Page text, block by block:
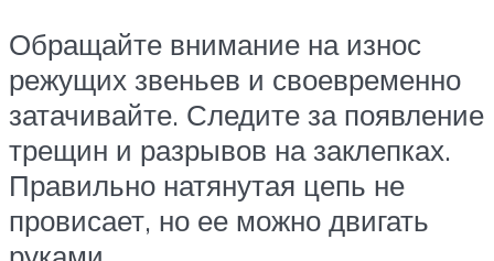
Обращайте внимание на износ
режущих звеньев и своевременно
затачивайте. Следите за появление
трещин и разрывов на заклепках.
Правильно натянутая цепь не
провисает, но ее можно двигать